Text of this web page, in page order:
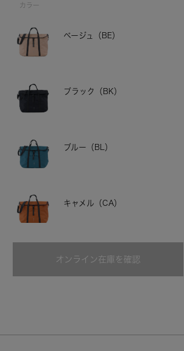
カラー
ベージュ（BE）
ブラック（BK）
ブルー（BL）
キャメル（CA）
グレー（GY）
オンライン在庫を確認